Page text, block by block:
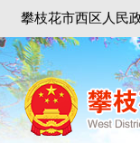
攀枝花市西区人民